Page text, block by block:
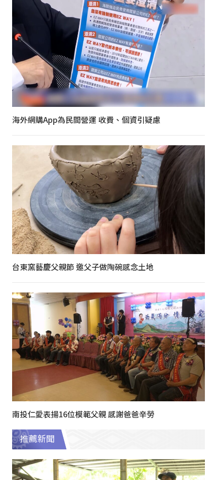
海外網購App為民間營運 收費、個資引疑慮
台東窯藝慶父親節 邀父子做陶碗感念土地
南投仁愛表揚16位模範父親 感謝爸爸辛勞
推薦新聞